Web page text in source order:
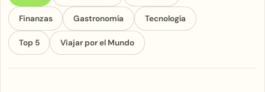
Finanzas Gastronomía Tecnología
Top 5 Viajar por el Mundo